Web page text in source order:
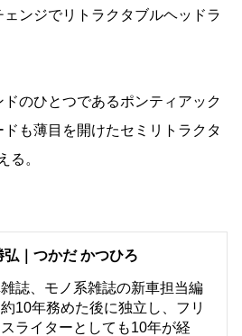
ンジでリトラクタブルヘッドラ
のひとつであるポンティアック
も薄目を開けたセミリトラクタ
る。
弘｜つかだ かつひろ
誌、モノ系雑誌の新車担当編
10年務めた後に独立し、フリ
ライターとしても10年が経